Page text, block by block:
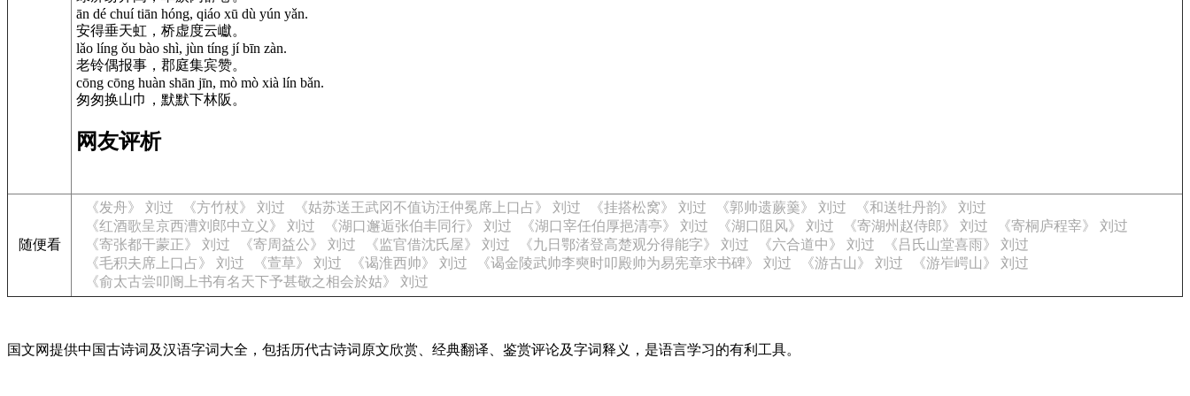
ān dé chuí tiān hóng, qiáo xū dù yún yǎn.
安得垂天虹，桥虚度云巘。
lǎo líng ǒu bào shì, jùn tíng jí bīn zàn.
老铃偶报事，郡庭集宾赞。
cōng cōng huàn shān jīn, mò mò xià lín bǎn.
匆匆换山巾，默默下林阪。
网友评析
随便看
《发舟》 刘过 《方竹杖》 刘过 《姑苏送王武冈不值访汪仲冕席上口占》 刘过 《挂搭松窝》 刘过 《郭帅遗蕨羹》 刘过
《和送牡丹韵》 刘过
《红酒歌呈京西漕刘郎中立义》 刘过
《湖口邂逅张伯丰同行》 刘过 《湖口宰任伯厚挹清亭》 刘过 《湖口阻风》 刘过 《寄湖州赵侍郎》 刘过
《寄桐庐程宰》 刘过
《寄张都干蒙正》 刘过
《寄周益公》 刘过 《监官借沈氏屋》 刘过 《九日鄂渚登高楚观分得能字》 刘过 《六合道中》 刘过
《吕氏山堂喜雨》 刘过
《毛积夫席上口占》 刘过
《萱草》 刘过 《谒淮西帅》 刘过 《谒金陵武帅李奭时叩殿帅为易宪章求书碑》 刘过 《游古山》 刘过
《游岝崿山》 刘过
《俞太古尝叩阍上书有名天下予甚敬之相会於姑》 刘过
国文网提供中国古诗词及汉语字词大全，包括历代古诗词原文欣赏、经典翻译、鉴赏评论及字词释义，是语言学习的有利工具。